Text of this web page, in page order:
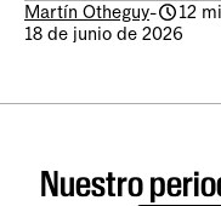
Martín Otheguy-
12
18 de junio de 2026
Nuestro